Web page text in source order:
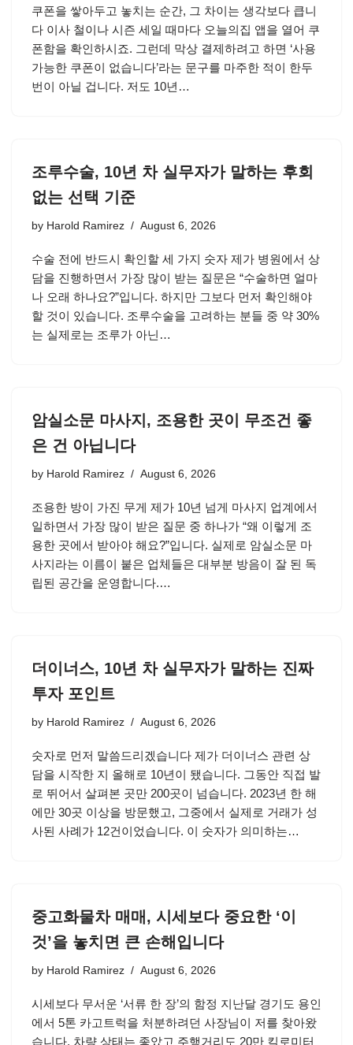
쿠폰을 쌓아두고 놓치는 순간, 그 차이는 생각보다 큽니
다 이사 철이나 시즌 세일 때마다 오늘의집 앱을 열어 쿠
폰함을 확인하시죠. 그런데 막상 결제하려고 하면 ‘사용
가능한 쿠폰이 없습니다’라는 문구를 마주한 적이 한두
번이 아닐 겁니다. 저도 10년…
조루수술, 10년 차 실무자가 말하는 후회
없는 선택 기준
by Harold Ramirez August 6, 2026
수술 전에 반드시 확인할 세 가지 숫자 제가 병원에서 상
담을 진행하면서 가장 많이 받는 질문은 “수술하면 얼마
나 오래 하나요?”입니다. 하지만 그보다 먼저 확인해야
할 것이 있습니다. 조루수술을 고려하는 분들 중 약 30%
는 실제로는 조루가 아닌…
암실소문 마사지, 조용한 곳이 무조건 좋
은 건 아닙니다
by Harold Ramirez August 6, 2026
조용한 방이 가진 무게 제가 10년 넘게 마사지 업계에서
일하면서 가장 많이 받은 질문 중 하나가 “왜 이렇게 조
용한 곳에서 받아야 해요?”입니다. 실제로 암실소문 마
사지라는 이름이 붙은 업체들은 대부분 방음이 잘 된 독
립된 공간을 운영합니다.…
더이너스, 10년 차 실무자가 말하는 진짜
투자 포인트
by Harold Ramirez August 6, 2026
숫자로 먼저 말씀드리겠습니다 제가 더이너스 관련 상
담을 시작한 지 올해로 10년이 됐습니다. 그동안 직접 발
로 뛰어서 살펴본 곳만 200곳이 넘습니다. 2023년 한 해
에만 30곳 이상을 방문했고, 그중에서 실제로 거래가 성
사된 사례가 12건이었습니다. 이 숫자가 의미하는…
중고화물차 매매, 시세보다 중요한 ‘이
것’을 놓치면 큰 손해입니다
by Harold Ramirez August 6, 2026
시세보다 무서운 ‘서류 한 장’의 함정 지난달 경기도 용인
에서 5톤 카고트럭을 처분하려던 사장님이 저를 찾아왔
습니다. 차량 상태는 좋았고 주행거리도 20만 킬로미터